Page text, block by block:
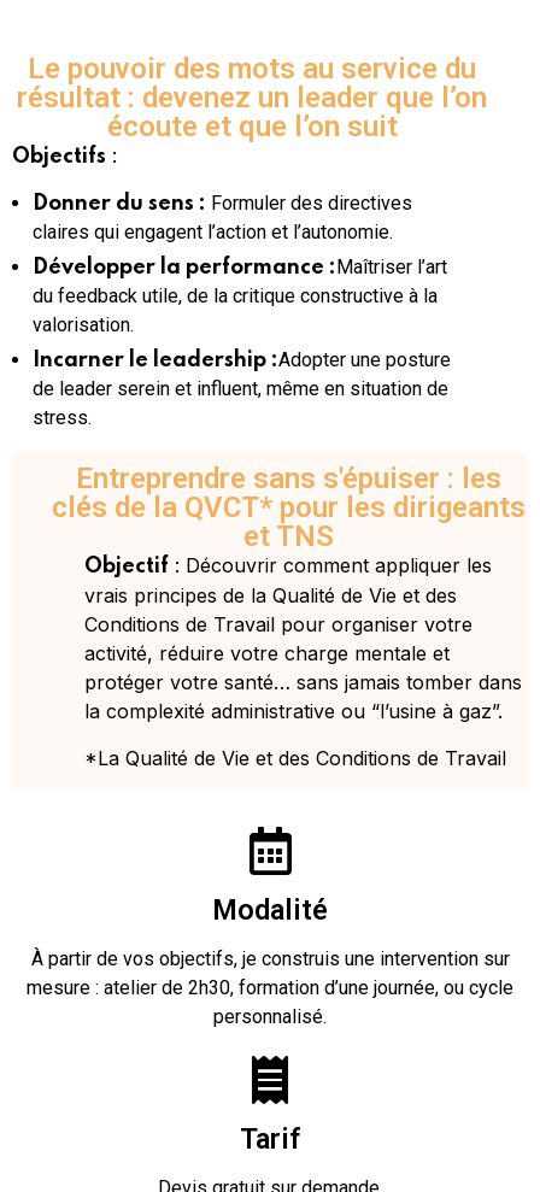
Entreprendre sans s'épuiser : les
clés de la QVCT* pour les dirigeants
et TNS
Objectif : Découvrir comment appliquer les
vrais principes de la Qualité de Vie et des
Conditions de Travail pour organiser votre
activité, réduire votre charge mentale et
protéger votre santé… sans jamais tomber dans
la complexité administrative ou “l’usine à gaz”.
*La Qualité de Vie et des Conditions de Travail
Le pouvoir des mots au service du
résultat : devenez un leader que l’on
écoute et que l’on suit
Objectifs :
Donner du sens : Formuler des directives
claires qui engagent l’action et l’autonomie.
Développer la performance : Maîtriser l’art
du feedback utile, de la critique constructive à la
valorisation.
Incarner le leadership :Adopter une posture
de leader serein et influent, même en situation de
stress.
Modalité
À partir de vos objectifs, je construis une intervention sur
mesure : atelier de 2h30, formation d’une journée, ou cycle
personnalisé.
Tarif